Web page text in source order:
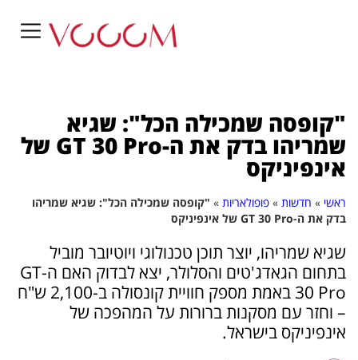
"קופסה שמכילה הכל": שגיא
שמריהו בדק את ה-GT 30 Pro של
אינפיניקס
ראשי » חדשות » פופולאריות » "קופסה שמכילה הכל": שגיא שמריהו
בדק את ה-GT 30 Pro של אינפיניקס
שגיא שמריהו, יוצר תוכן טכנולוגי ויוטיובר מוביל
בתחום הגאדג'טים והסלולר, יצא לבדוק האם ה-GT
30 Pro באמת מספק חוויית קונסולה ב-2,100 ש"ח
– וחזר עם מסקנות ברורות על המהפכה של
אינפיניקס בישראל.